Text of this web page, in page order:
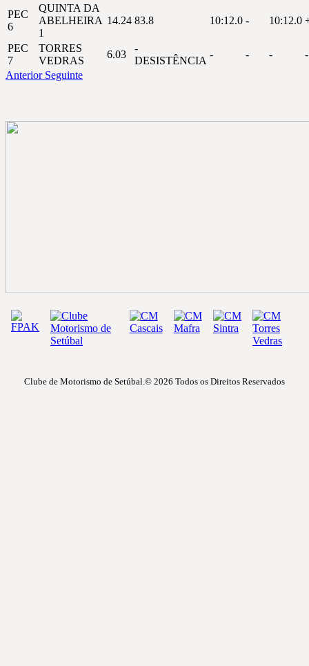
PEC
6
QUINTA DA
ABELHEIRA
1
14.24 83.8 10:12.0 - 10:12.0
PEC
7
TORRES
VEDRAS
6.03
-
DESISTÊNCIA
- - -
-
Anterior Seguinte
Clube de Motorismo de Setúbal.© 2026 Todos os Direitos Reservados